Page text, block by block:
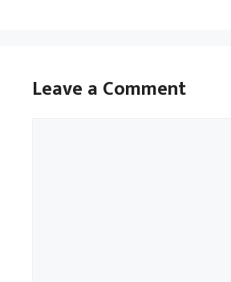
Leave a Comment